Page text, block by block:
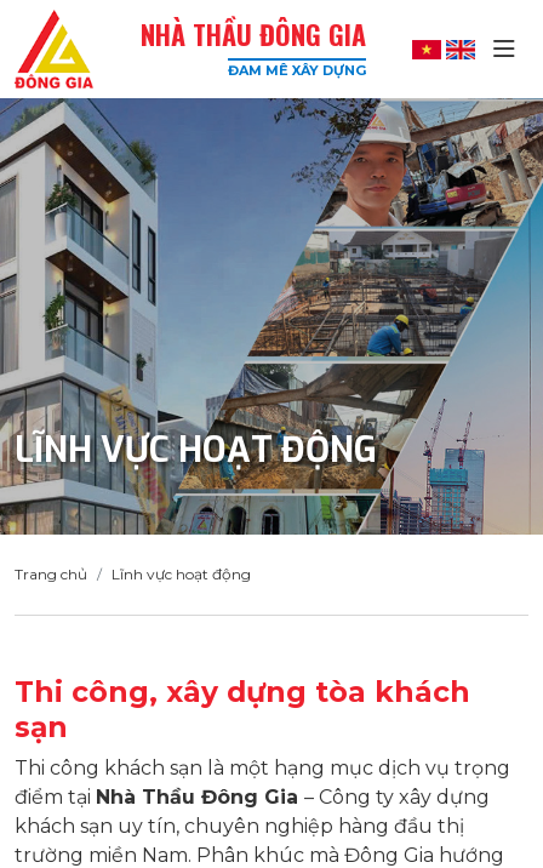
Đông
Gia
-
Công
Xây
Dựng
Uy
Tín,
Chất
Lượng
Cao
NHÀ THẦU ĐÔNG GIA
ĐAM MÊ XÂY DỰNG
LĨNH VỰC HOẠT ĐỘNG
Trang chủ Lĩnh vực hoạt động
Thi công, xây dựng tòa khách
sạn
Thi công khách sạn là một hạng mục dịch vụ trọng
điểm tại Nhà Thầu Đông Gia – Công ty xây dựng
khách sạn uy tín, chuyên nghiệp hàng đầu thị
trường miền Nam. Phân khúc mà Đông Gia hướng